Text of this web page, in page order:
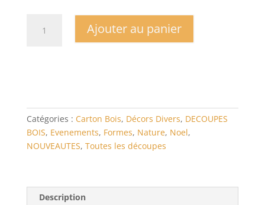
et
cannelle
de
Ajouter au panier
Catégories : Carton Bois, Décors Divers, DECOUPES
BOIS, Evenements, Formes, Nature, Noel,
NOUVEAUTES, Toutes les découpes
Description